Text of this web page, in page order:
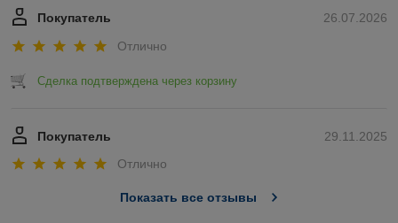
26.07.2026
Покупатель
Отлично
Сделка подтверждена через корзину
29.11.2025
Покупатель
Отлично
Показать все отзывы